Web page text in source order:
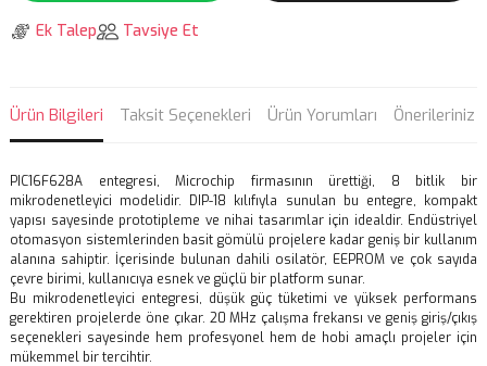
Ek Talep Tavsiye Et
Ürün Bilgileri Taksit Seçenekleri Ürün Yorumları Önerileriniz
PIC16F628A entegresi, Microchip firmasının ürettiği, 8 bitlik bir
mikrodenetleyici modelidir. DIP-18 kılıfıyla sunulan bu entegre, kompakt
yapısı sayesinde prototipleme ve nihai tasarımlar için idealdir. Endüstriyel
otomasyon sistemlerinden basit gömülü projelere kadar geniş bir kullanım
alanına sahiptir. İçerisinde bulunan dahili osilatör, EEPROM ve çok sayıda
çevre birimi, kullanıcıya esnek ve güçlü bir platform sunar.
Bu mikrodenetleyici entegresi, düşük güç tüketimi ve yüksek performans
gerektiren projelerde öne çıkar. 20 MHz çalışma frekansı ve geniş giriş/çıkış
seçenekleri sayesinde hem profesyonel hem de hobi amaçlı projeler için
mükemmel bir tercihtir.